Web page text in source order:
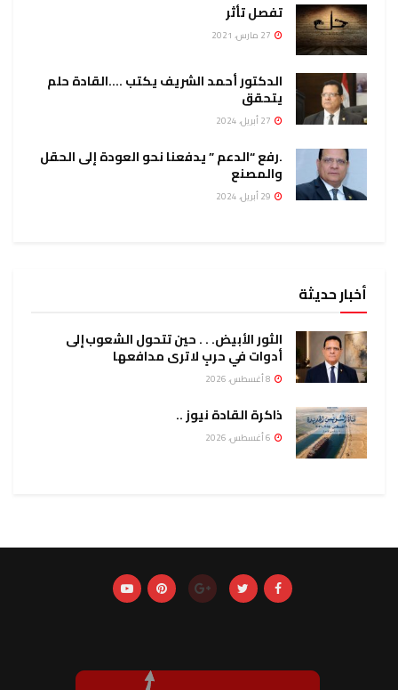
تفصل تأثر
الدكتور أحمد الشريف يكتب ….القادة حلم
يتحقق
.رفع “الدعم ” يدفعنا نحو العودة إلى الحقل
والمصنع
أخبار حديثة
الثور الأبيض. . . حين تتحول الشعوب إلى
أدوات في حربٍ لا ترى مدافعها
ذاكرة القادة نيوز ..